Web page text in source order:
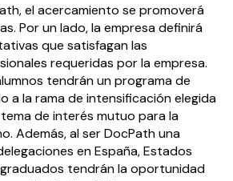
el acercamiento se promoverá
Por un lado, la empresa definirá
que satisfagan las
requeridas por la empresa.
tendrán un programa de
a la rama de intensificación elegida
de interés mutuo para la
Además, al ser DocPath una
en España, Estados
graduados tendrán la oportunidad